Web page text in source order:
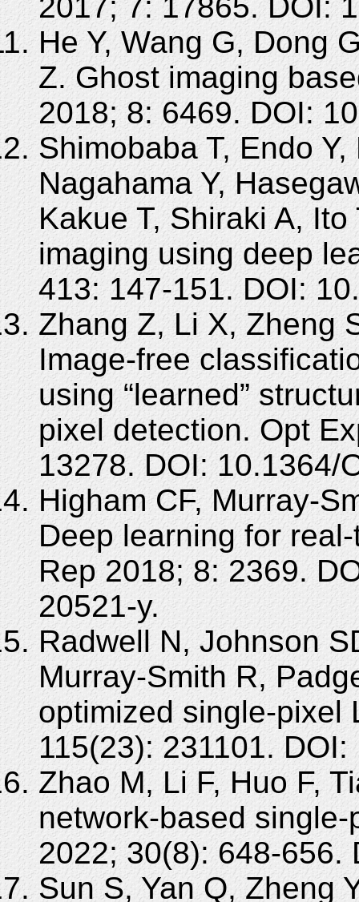
He Y, Wang G, Dong
Z. Ghost imaging
2018; 8: 6469. DOI:
Shimobaba T, Endo
Nagahama Y,
Kakue T, Shiraki A,
imaging using deep
413: 147-151. DOI:
Zhang Z, Li X, Zheng
Image-free
using “learned”
pixel detection. Opt
13278. DOI: 10.1364/
Higham CF, Murray-
Deep learning for
Rep 2018; 8: 2369.
20521-y.
Radwell N, Johnson
Murray-Smith R,
optimized single-pixel
115(23): 231101.
Zhao M, Li F, Huo F,
network-based
2022; 30(8): 648-656.
Sun S, Yan Q, Zheng